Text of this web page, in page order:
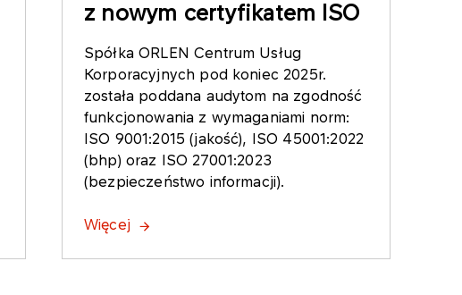
z nowym certyfikatem ISO
Spółka ORLEN Centrum Usług
Korporacyjnych pod koniec 2025r.
została poddana audytom na zgodność
funkcjonowania z wymaganiami norm:
ISO 9001:2015 (jakość), ISO 45001:2022
(bhp) oraz ISO 27001:2023
(bezpieczeństwo informacji).
Więcej